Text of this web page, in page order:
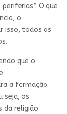
O que
o
isso, todos os
que o
a formação
seja, os
da religião